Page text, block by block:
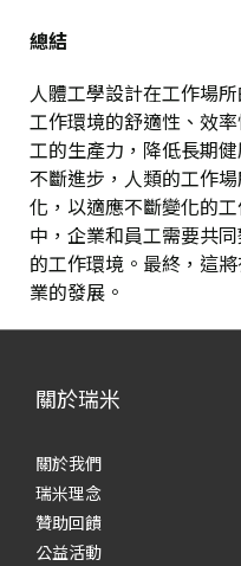
總結
人體工學設計在工作場
工作環境的舒適性、效
工的生產力，降低長期
不斷進步，人類的工作
化，以適應不斷變化的
中，企業和員工需要共
的工作環境。最終，這
業的發展。
關於瑞米
關於我們
瑞米理念
贊助回饋
公益活動